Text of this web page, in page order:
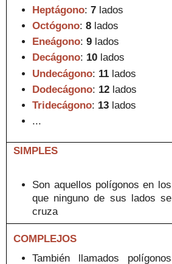
Heptágono:7 lados
Octógono:8 lados
Eneágono:9 lados
Decágono: 10 lados
Undecágono: 11 lados
Dodecágono: 12 lados
Tridecágono: 13 lados
...
SIMPLES
Son aquellos polígonos en los
que ninguno de sus lados se
cruza
COMPLEJOS
También llamados polígonos